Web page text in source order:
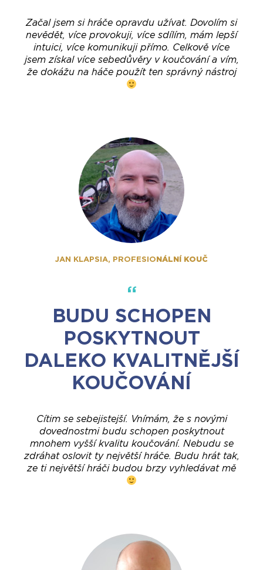
Začal jsem si hráče opravdu užívat. Dovolím si
nevědět, více provokuji, více sdílím, mám lepší
intuici, více komunikuji přímo. Celkově více
jsem získal více sebedůvěry v koučování a vím,
že dokážu na háče použít ten správný nástroj
JAN KLAPSIA, PROFESIONÁLNÍ KOUČ
BUDU SCHOPEN
POSKYTNOUT
DALEKO KVALITNĚJŠÍ
KOUČOVÁNÍ
Cítim se sebejistejší. Vnímám, že s novými
dovednostmi budu schopen poskytnout
mnohem vyšší kvalitu koučování. Nebudu se
zdráhat oslovit ty největší hráče. Budu hrát tak,
ze ti největší hráči budou brzy vyhledávat mě